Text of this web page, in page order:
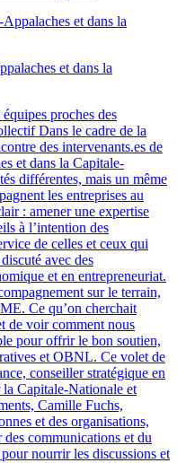
et dans la
proches des
Dans le cadre de la
des intervenants.es de
et dans la Capitale-
différentes, mais un même
les entreprises au
: amener une expertise
à l’intention des
de celles et ceux qui
avec des
et en entrepreneuriat.
sur le terrain,
Ce qu’on cherchait
de voir comment nous
pour offrir le bon soutien,
et OBNL. Ce volet de
conseiller stratégique en
Capitale-Nationale et
Camille Fuchs,
et des organisations,
communications et du
nourrir les discussions et